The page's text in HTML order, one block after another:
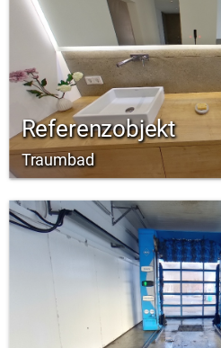
Referenzobjekt
Traumbad